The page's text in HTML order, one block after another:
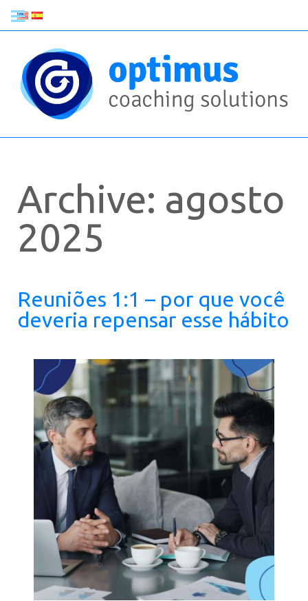
Archive: agosto
2025
Reuniões 1:1 – por que você
deveria repensar esse hábito